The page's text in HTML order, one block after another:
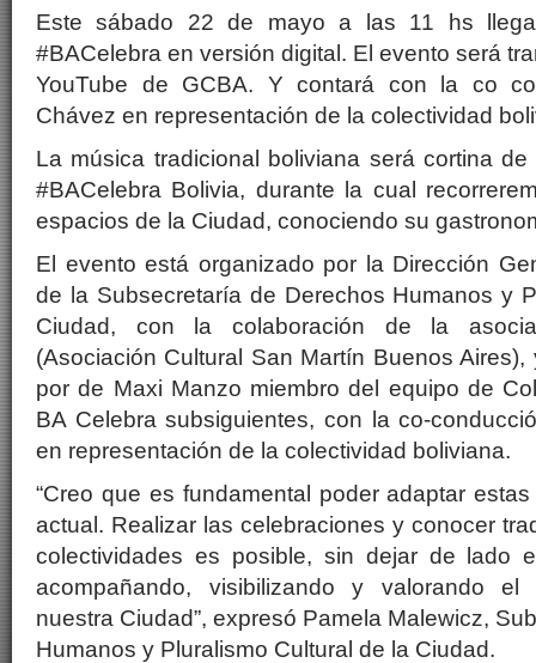
Este sábado 22 de mayo a las 11 hs
#BACelebra en versión digital. El evento será
YouTube de GCBA. Y contará con la co
Chávez en representación de la colectividad
La música tradicional boliviana será cortina
#BACelebra Bolivia, durante la cual
espacios de la Ciudad, conociendo su
El evento está organizado por la Dirección
de la Subsecretaría de Derechos Humanos y
Ciudad, con la colaboración de la
(Asociación Cultural San Martín Buenos
por de Maxi Manzo miembro del equipo de
BA Celebra subsiguientes, con la co-
en representación de la colectividad boliviana.
“Creo que es fundamental poder adaptar
actual. Realizar las celebraciones y conocer
colectividades es posible, sin dejar de lado
acompañando, visibilizando y valorando el
nuestra Ciudad”, expresó Pamela Malewicz,
Humanos y Pluralismo Cultural de la Ciudad.